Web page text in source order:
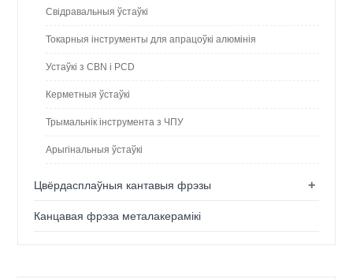
Свідравальныя ўстаўкі
Токарныя інструменты для апрацоўкі алюмінія
Устаўкі з CBN і PCD
Керметныя ўстаўкі
Трымальнік інструмента з ЧПУ
Арыгінальныя ўстаўкі
+
Цвёрдасплаўныя кантавыя фрэзы
Канцавая фрэза металакерамікі